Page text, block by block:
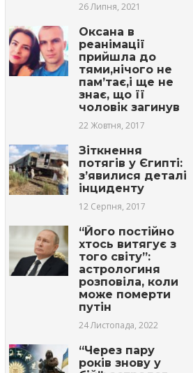
26 Липня, 2021
Оксана в
peaнімації
прийшла до
тями,нічого не
пам’тає,і ще не
знає, що її
чоловік загинув
22 Жовтня, 2017
Зіткнення
потягів у Єгипті:
з’явилися деталі
інциденту
12 Серпня, 2017
“Його постійно
хтось витягує з
того світу”:
астрологиня
розповіла, коли
може померти
путін
24 Листопада, 2022
“Через пару
років знову у